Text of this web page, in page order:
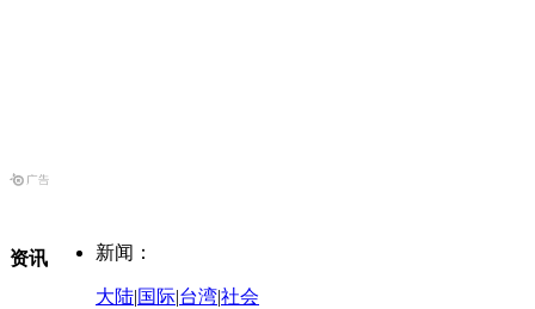
资讯 新闻：
大陆|国际|台湾|社会